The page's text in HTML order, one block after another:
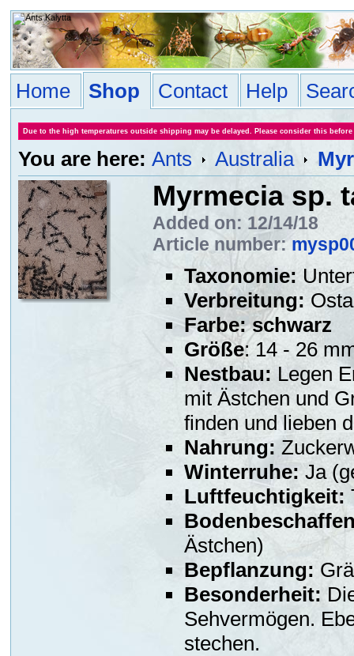
Home Shop Contact Help
Due to the high temperatures outside shipping may be delayed. Please consider this
You are here: Ants Australia
Myrmecia sp.
Added on: 12/14/18
Article number:
Taxonomie:
Verbreitung:
Farbe: schwarz
Größe: 14 - 26
Nestbau: Legen
mit Ästchen und
finden und lieben
Nahrung:
Winterruhe:Ja
Luftfeuchtigkeit:
Ästchen)
Bepflanzung:
Besonderheit:
Sehvermögen.
stechen.